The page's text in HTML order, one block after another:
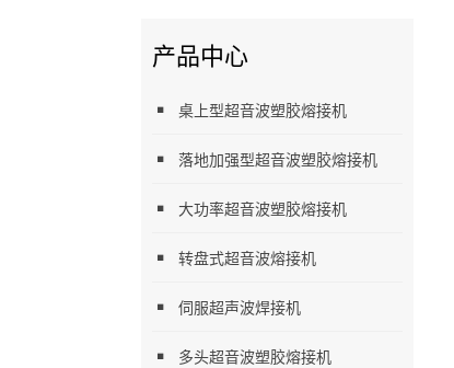
产品中心
桌上型超音波塑胶熔接机
落地加强型超音波塑胶熔接机
大功率超音波塑胶熔接机
转盘式超音波熔接机
伺服超声波焊接机
多头超音波塑胶熔接机